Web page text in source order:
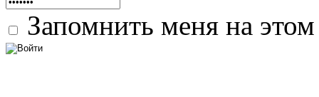
Запомнить меня на